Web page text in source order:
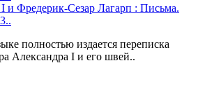
и Фредерик-Сезар Лагарп : Письма.
полностью издается переписка
Александра I и его швей..